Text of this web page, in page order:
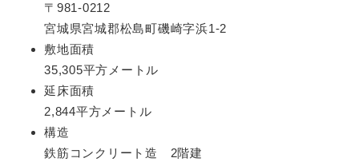
〒981-0212
宮城県宮城郡松島町磯崎字浜1-2
敷地面積
35,305平方メートル
延床面積
2,844平方メートル
構造
鉄筋コンクリート造 2階建